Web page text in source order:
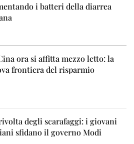
i batteri della diarrea
ora si affitta mezzo letto: la
frontiera del risparmio
degli scarafaggi: i giovani
sfidano il governo Modi